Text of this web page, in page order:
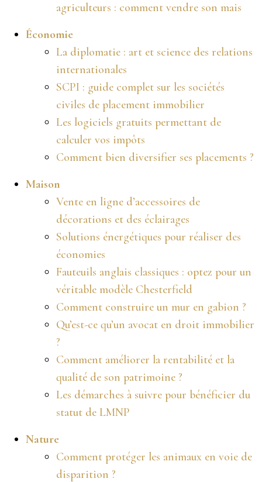
agriculteurs : comment vendre son mais
Économie
La diplomatie : art et science des relations
internationales
SCPI : guide complet sur les sociétés
civiles de placement immobilier
Les logiciels gratuits permettant de
calculer vos impôts
Comment bien diversifier ses placements ?
Maison
Vente en ligne d’accessoires de
décorations et des éclairages
Solutions énergétiques pour réaliser des
économies
Fauteuils anglais classiques : optez pour un
véritable modèle Chesterfield
Comment construire un mur en gabion ?
Qu’est-ce qu’un avocat en droit immobilier
?
Comment améliorer la rentabilité et la
qualité de son patrimoine ?
Les démarches à suivre pour bénéficier du
statut de LMNP
Nature
Comment protéger les animaux en voie de
disparition ?